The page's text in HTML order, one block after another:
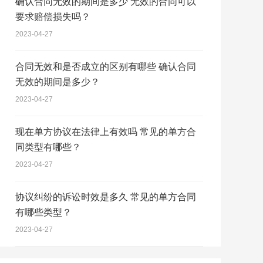
人民法院可以根据权利人的申请决定延
长。
间为三年。法律另有规定的，依照其规
定。 诉讼时效期间自权利人知道或者应当
的，人民法院不予保护，有特殊情况的，
人民法院可以根据权利人的申请决定延
长。
房屋贷款还不起的诉讼时效 民法典规定，
向人民法院主张权利的时效是3年，所以
人民法院请求保护民事权利的诉讼时效期
间为三年。法律另有规定的，依照其规
定。 诉讼时效期间自权利人知道或者应当
的，人民法院不予保护，有特殊情况的，
人民法院可以根据权利人的申请决定延
要求赔偿损失吗？
2023-04-27
合同无效和是否成立的区别有哪些 确认合同
无效的期间是多少？
2023-04-27
现在单方协议在法律上有效吗 常见的单方合
同类型有哪些？
2023-04-27
协议纠纷的诉讼时效是多久 常见的单方合同
有哪些类型？
2023-04-27